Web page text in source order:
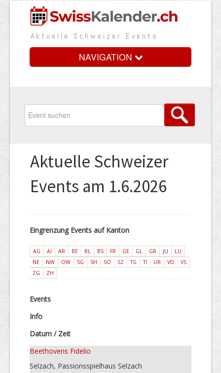
Aktuelle Schweizer Events
NAVIGATION
Vorteile
Medienbooster
Event erfassen
Aktuelle Schweizer
Events am 1.6.2026
Eingrenzung Events auf Kanton
AG AI AR BE BL BS FR GE GL GR JU
LU
NE
NW OW SG SH SO SZ TG TI UR VD
VS
ZG
ZH
Events
Info
Datum / Zeit
Beethovens Fidelio
Selzach, Passionsspielhaus Selzach